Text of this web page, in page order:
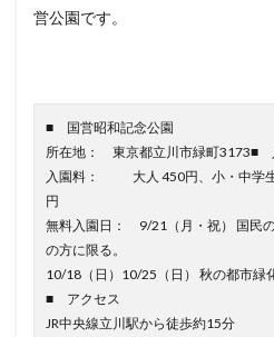
営公園です。
■ 国営昭和記念公園
所在地： 東京都立川市緑町3173■
入園料： 大人 450円、小・中学生
円
無料入園日： 9/21（月・祝） 国民
の方に限る。
10/18（日）10/25（日） 秋の都市緑
■ アクセス
JR中央線立川駅から徒歩約15分